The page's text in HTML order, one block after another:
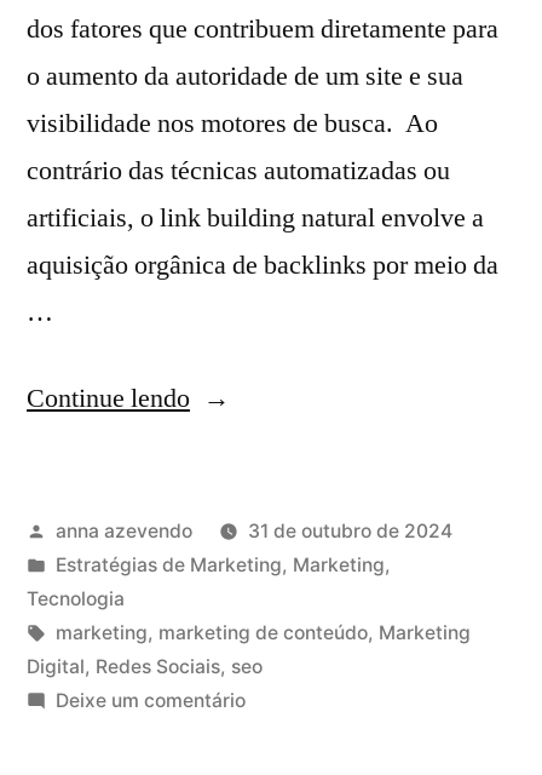
dos fatores que contribuem diretamente para
o aumento da autoridade de um site e sua
visibilidade nos motores de busca. Ao
contrário das técnicas automatizadas ou
artificiais, o link building natural envolve a
aquisição orgânica de backlinks por meio da
…
Continue lendo
anna azevendo
31 de outubro de 2024
Estratégias de Marketing, Marketing,
Tecnologia
marketing, marketing de conteúdo, Marketing
Digital, Redes Sociais, seo
Deixe um comentário